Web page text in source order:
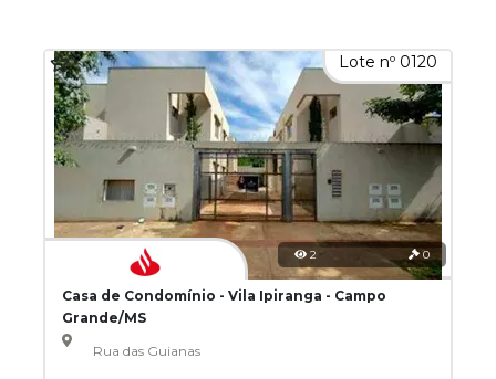
Lote nº 0120
2 0
Casa de Condomínio - Vila Ipiranga - Campo
Grande/MS
Rua das Guianas